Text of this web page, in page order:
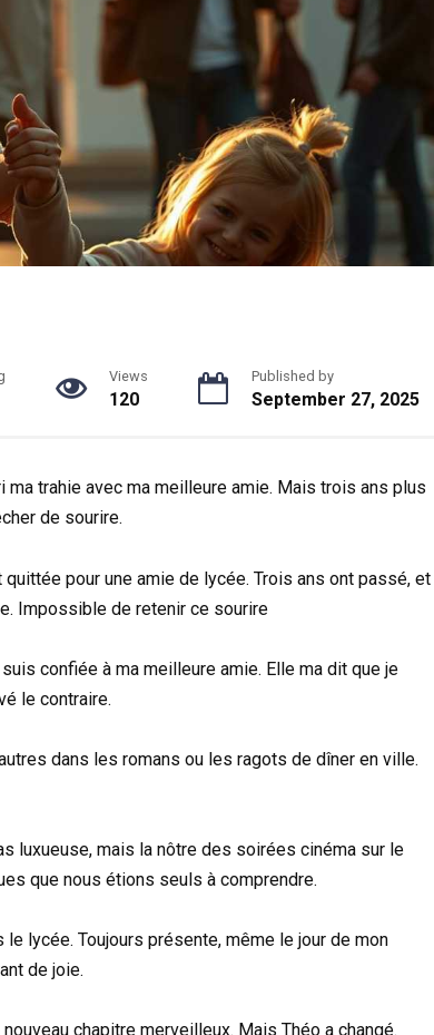
Views
120
Published by
September 27, 2025
ma trahie avec ma meilleure amie. Mais trois ans plus
de sourire.
pour une amie de lycée. Trois ans ont passé, et
Impossible de retenir ce sourire
confiée à ma meilleure amie. Elle ma dit que je
le contraire.
dans les romans ou les ragots de dîner en ville.
luxueuse, mais la nôtre des soirées cinéma sur le
que nous étions seuls à comprendre.
lycée. Toujours présente, même le jour de mon
de joie.
chapitre merveilleux. Mais Théo a changé.